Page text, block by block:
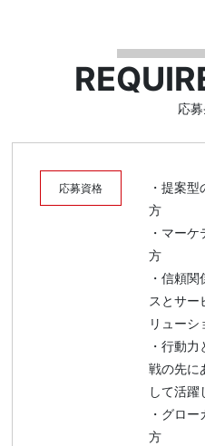
応
応募資格
・提案
方
・マー
方
・信頼
スとサー
リューシ
・行動
戦の先に
して活躍
・グロ
方